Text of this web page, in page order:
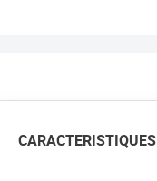
CARACTERISTIQUES